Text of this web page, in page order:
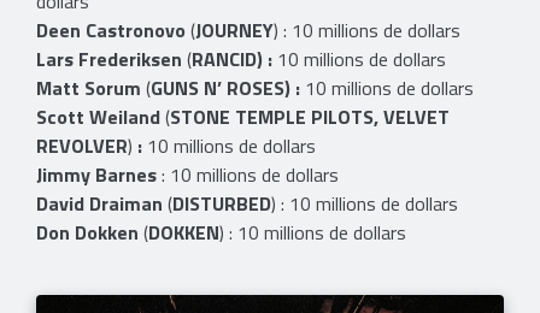
Deen Castronovo (JOURNEY) : 10 millions de dollars
Lars Frederiksen (RANCID) : 10 millions de dollars
Matt Sorum (GUNS N’ ROSES) : 10 millions de dollars
Scott Weiland(STONE TEMPLE PILOTS, VELVET
REVOLVER) : 10 millions de dollars
Jimmy Barnes: 10 millions de dollars
David Draiman (DISTURBED) : 10 millions de dollars
Don Dokken (DOKKEN) : 10 millions de dollars